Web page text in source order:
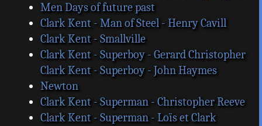
Men Days of future past
Clark Kent - Man of Steel - Henry Cavill
Clark Kent - Smallville
Clark Kent - Superboy - Gerard Christopher
Clark Kent - Superboy - John Haymes
Newton
Clark Kent - Superman - Christopher Reeve
Clark Kent - Superman - Loïs et Clark